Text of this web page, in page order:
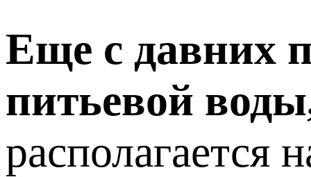
Еще с давних
питьевой
располагается